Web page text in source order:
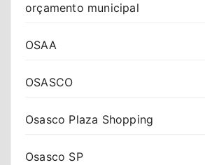
orçamento municipal
OSAA
OSASCO
Osasco Plaza Shopping
Osasco SP